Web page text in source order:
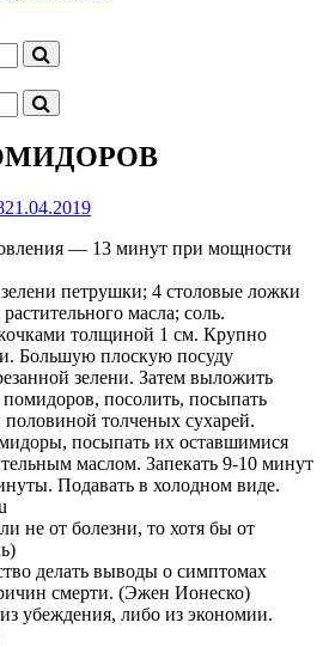
21.04.2019
— 13 минут при мощности
петрушки; 4 столовые ложки
масла; соль.
толщиной 1 см. Крупно
Большую плоскую посуду
зелени. Затем выложить
посолить, посыпать
толченых сухарей.
посыпать их оставшимися
маслом. Запекать 9-10 минут
Подавать в холодном виде.
не от болезни, то хотя бы от
делать выводы о симптомах
смерти. (Эжен Ионеско)
убеждения, либо из экономии.